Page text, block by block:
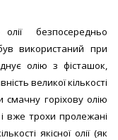
олії безпосередньо
використаний при
олію з фісташок,
великої кількості
горіхову олію
і вже трохи пролежані
якісної олії (як